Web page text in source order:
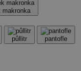
makronka
půllitr pantofle